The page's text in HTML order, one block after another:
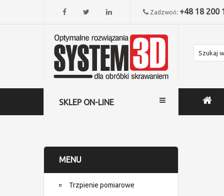
Zadzwoń: +48 18 200
SKLEP ON-LINE
MENU
Trzpienie pomiarowe